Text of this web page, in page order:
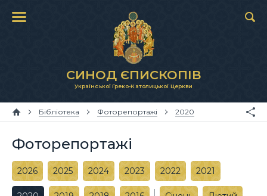
СИНОД ЄПИСКОПІВ
Української Греко-Католицької Церкви
Бібліотека Фоторепортажі 2020
Фоторепортажі
2026 2025 2024 2023 2022 2021